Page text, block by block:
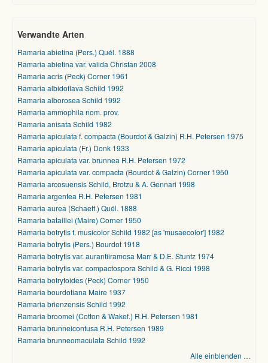
Verwandte Arten
Ramaria abietina (Pers.) Quél. 1888
Ramaria abietina var. valida Christan 2008
Ramaria acris (Peck) Corner 1961
Ramaria albidoflava Schild 1992
Ramaria alborosea Schild 1992
Ramaria ammophila nom. prov.
Ramaria anisata Schild 1982
Ramaria apiculata f. compacta (Bourdot & Galzin) R.H. Petersen 1975
Ramaria apiculata (Fr.) Donk 1933
Ramaria apiculata var. brunnea R.H. Petersen 1972
Ramaria apiculata var. compacta (Bourdot & Galzin) Corner 1950
Ramaria arcosuensis Schild, Brotzu & A. Gennari 1998
Ramaria argentea R.H. Petersen 1981
Ramaria aurea (Schaeff.) Quél. 1888
Ramaria bataillei (Maire) Corner 1950
Ramaria botrytis f. musicolor Schild 1982 [as 'musaecolor'] 1982
Ramaria botrytis (Pers.) Bourdot 1918
Ramaria botrytis var. aurantiiramosa Marr & D.E. Stuntz 1974
Ramaria botrytis var. compactospora Schild & G. Ricci 1998
Ramaria botrytoides (Peck) Corner 1950
Ramaria bourdotiana Maire 1937
Ramaria brienzensis Schild 1992
Ramaria broomei (Cotton & Wakef.) R.H. Petersen 1981
Ramaria brunneicontusa R.H. Petersen 1989
Ramaria brunneomaculata Schild 1992
Alle einblenden …